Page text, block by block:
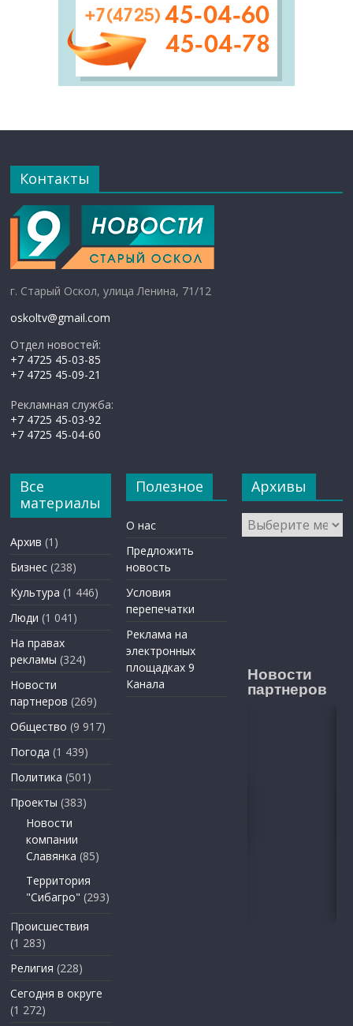
Контакты
г. Старый Оскол, улица Ленина, 71/12
oskoltv@gmail.com
Отдел новостей:
+7 4725 45-03-85
+7 4725 45-09-21
Рекламная служба:
+7 4725 45-03-92
+7 4725 45-04-60
Все
материалы
Архив (1)
Бизнес (238)
Культура (1 446)
Люди (1 041)
На правах
рекламы (324)
Новости
партнеров (269)
Общество (9 917)
Погода (1 439)
Политика (501)
Проекты (383)
Новости
компании
Славянка (85)
Территория
"Сибагро" (293)
Происшествия
(1 283)
Религия (228)
Сегодня в округе
(1 272)
Полезное
О нас
Предложить
новость
Условия
перепечатки
Реклама на
электронных
площадках 9
Канала
Архивы
Архивы
Новости
партнеров